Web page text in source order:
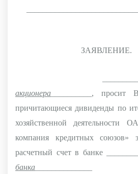
ЗАЯВЛЕНИЕ.
акционера __________, просит
причитающиеся дивиденды по
хозяйственной деятельности
компания кредитных союзов»
расчетный счет в банке
банка